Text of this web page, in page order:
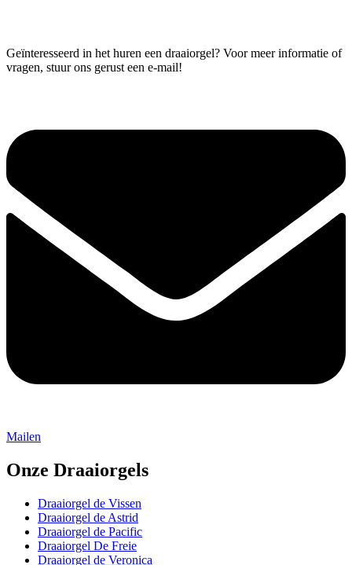
Geïnteresseerd in het huren een draaiorgel? Voor meer informatie of
vragen, stuur ons gerust een e-mail!
Mailen
Onze Draaiorgels
Draaiorgel de Vissen
Draaiorgel de Astrid
Draaiorgel de Pacific
Draaiorgel De Freie
Draaiorgel de Veronica